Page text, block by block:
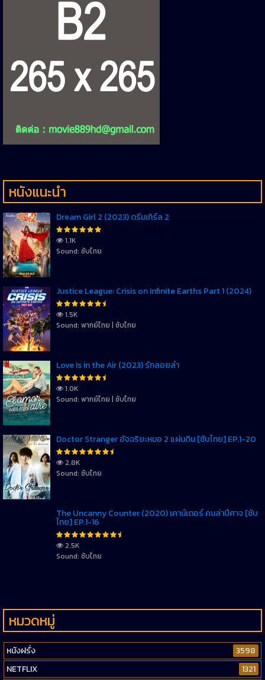
หนังแนะนำ
Dream Girl 2 (2023) ดรีมเกิร์ล 2
1.1K
Sound: ซับไทย
Justice League: Crisis on Infinite Earths Part 1 (2024)
1.5K
Sound: พากย์ไทย | ซับไทย
Love Is in the Air (2023) รักลอยลำ
1.0K
Sound: พากย์ไทย | ซับไทย
Doctor Stranger อัจฉริยะหมอ 2 แผ่นดิน [ซับไทย] EP.1-20
2.8K
Sound: ซับไทย
The Uncanny Counter (2020) เคาน์เตอร์ คนล่าปีศาจ [ซับ
ไทย] EP.1-16
2.5K
Sound: ซับไทย
หมวดหมู่
หนังฝรั่ง
3598
NETFLIX
1321